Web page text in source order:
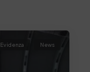
News